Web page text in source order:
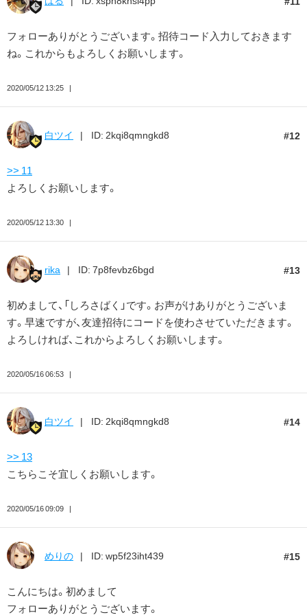
フォローありがとうございます。招待コード入力しておきます
ね。これからもよろしくお願いします。
2020/05/12 13:25
12
白ツイ ID: 2kqi8qmngkd8
>> 11
よろしくお願いします。
2020/05/12 13:30
13
rika ID: 7p8fevbz6bgd
初めまして、「しろさばく」です。お声がけありがとうございま
す。早速ですが、友達招待にコードを使わさせていただきます。
よろしければ、これからよろしくお願いします。
2020/05/16 06:53
14
白ツイ ID: 2kqi8qmngkd8
>> 13
こちらこそ宜しくお願いします。
2020/05/16 09:09
15
めりの ID: wp5f23iht439
こんにちは。初めまして
フォローありがとうございます。